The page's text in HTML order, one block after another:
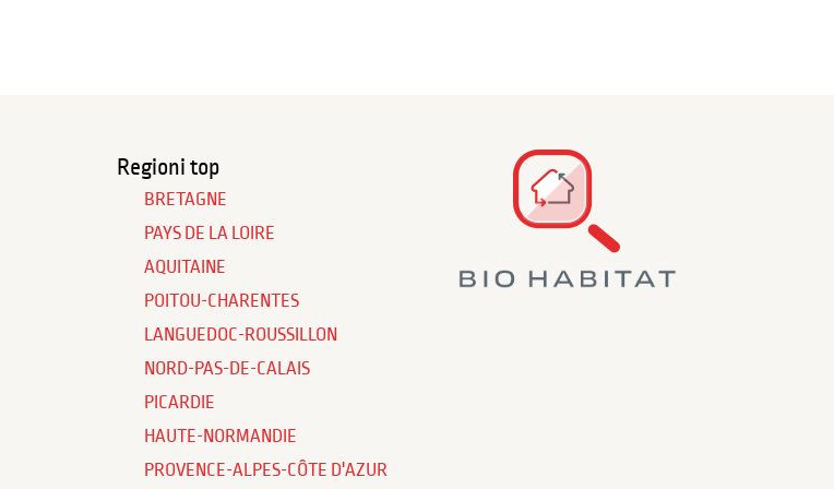
Regioni top
BRETAGNE
PAYS DE LA LOIRE
AQUITAINE
POITOU-CHARENTES
LANGUEDOC-ROUSSILLON
NORD-PAS-DE-CALAIS
PICARDIE
HAUTE-NORMANDIE
PROVENCE-ALPES-CÔTE D'AZUR